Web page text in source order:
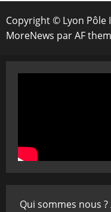
Copyright © Lyon Pôle
MoreNews par AF
Qui sommes nous ?